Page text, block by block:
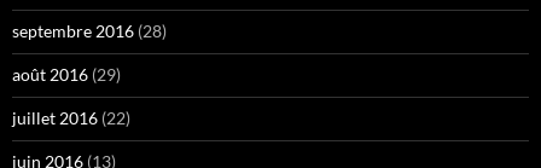
septembre 2016 (28)
août 2016 (29)
juillet 2016 (22)
juin 2016 (13)